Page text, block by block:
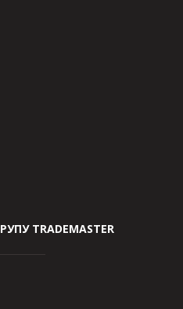
TRADEMASTER